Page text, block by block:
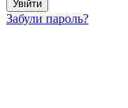
Увійти
Забули пароль?